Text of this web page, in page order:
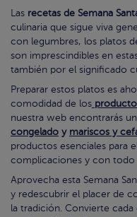
Las recetas de Semana
culinaria que sigue viva
con legumbres, los platos
son imprescindibles en
también por el significado
Preparar estos platos es
comodidad de los
nuestra web encontrarás
congelado y mariscos y
productos esenciales para
complicaciones y con todo
Aprovecha esta Semana
y redescubrir el placer de
la tradición. Convierte